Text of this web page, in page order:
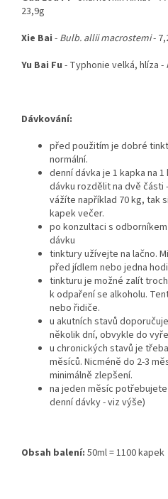
23,9g
Xie Bai - Bulb. allii macrostemi-
Yu Bai Fu - Typhonie velká, hlíza -
Dávkování:
před použitím je dobré
normální.
denní dávka je 1 kapka na
dávku rozdělit na dvě části
vážíte například 70 kg, tak
kapek večer.
po konzultaci s
dávku
tinktury užívejte na lačno.
před jídlem nebo jedna
tinkturu je možné zalít
k odpaření se alkoholu.
nebo řidiče.
u akutních stavů
několik dní, obvykle do
u chronických stavů je
měsíců. Nicméně do 2-3
minimálně zlepšení.
na jeden měsíc
denní dávky - viz výše)
Obsah balení: 50ml = 1100 kapek